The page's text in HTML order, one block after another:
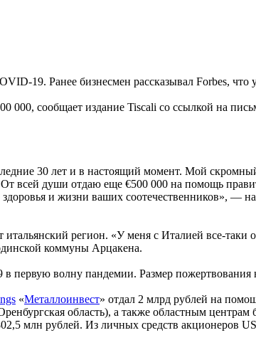
19. Ранее бизнесмен рассказывал Forbes, что
000, сообщает издание Tiscali со ссылкой на
30 лет и в настоящий момент. Мой
От всей души отдаю еще €500 000 на помощь
и жизни ваших соотечественников», —
итальянский регион. «У меня с Италией все-
коммуны Арцакена.
первую волну пандемии. Размер пожертвования
«Металлоинвест» отдал 2 млрд рублей на
область), а также областным
млн рублей. Из личных средств акционеров